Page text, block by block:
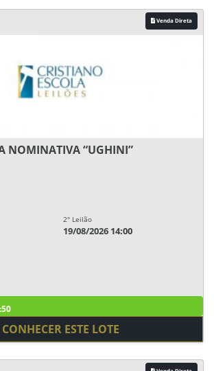
Venda Direta
NOMINATIVA “UGHINI”
2° Leilão
19/08/2026 14:00
CONHECER ESTE LOTE